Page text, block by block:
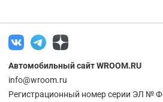
Автомобильный сайт WROOM.RU
info@wroom.ru
Регистрационный номер серии ЭЛ №